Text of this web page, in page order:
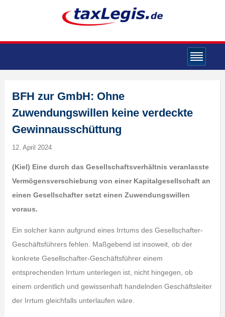
BFH zur GmbH: Ohne
Zuwendungswillen keine verdeckte
Gewinnausschüttung
12. April 2024
(Kiel) Eine durch das Gesellschaftsverhältnis veranlasste
Vermögensverschiebung von einer Kapitalgesellschaft an
einen Gesellschafter setzt einen Zuwendungswillen
voraus.
Ein solcher kann aufgrund eines Irrtums des Gesellschafter-
Geschäftsführers fehlen. Maßgebend ist insoweit, ob der
konkrete Gesellschafter-Geschäftsführer einem
entsprechenden Irrtum unterlegen ist, nicht hingegen, ob
einem ordentlich und gewissenhaft handelnden Geschäftsleiter
der Irrtum gleichfalls unterlaufen wäre.